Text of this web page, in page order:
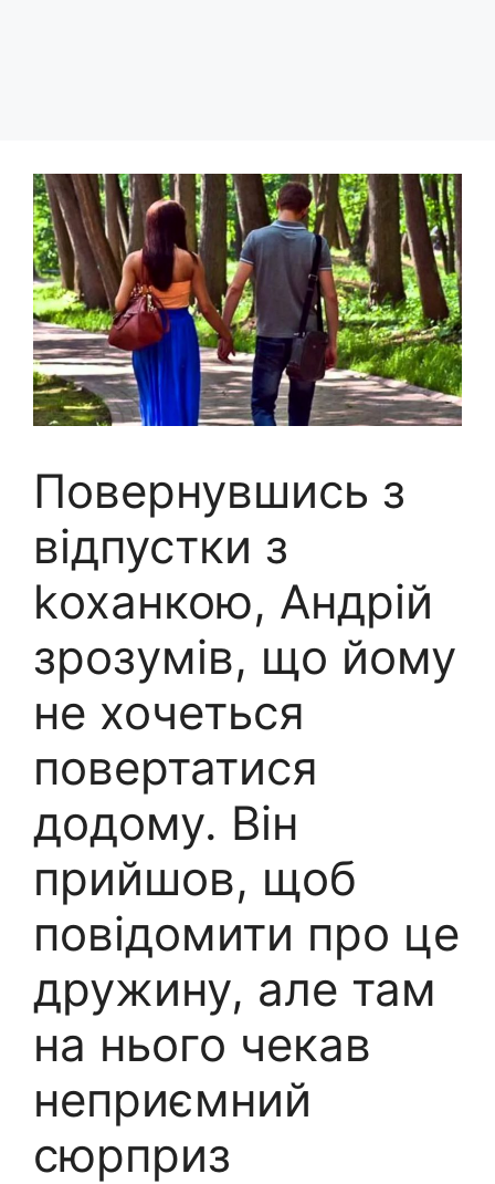
Повернувшись з
відпустки з
kоханкою, Андрій
зрозумів, що йому
не хочеться
повертатися
додому. Він
прийшов, щоб
повідомити про це
дружину, але там
на нього чекав
неприємний
сюрприз